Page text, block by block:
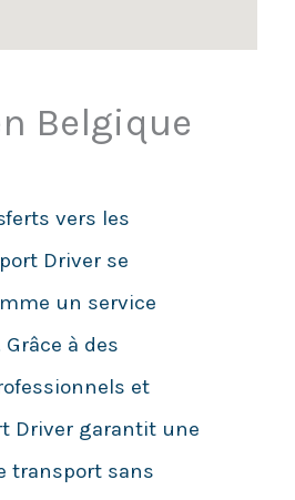
Belgique
vers les
Driver se
un service
à des
et
Driver garantit une
transport sans